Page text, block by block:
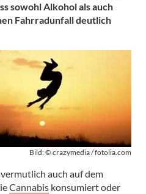
sowohl Alkohol als auch
Fahrradunfall deutlich
Bild: © crazymedia / fotolia.com
auch auf dem
Cannabis konsumiert oder